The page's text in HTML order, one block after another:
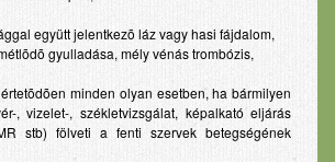
együtt jelentkezõ láz vagy hasi fájdalom,
gyulladása, mély vénás trombózis,
minden olyan esetben, ha bármilyen
, vizelet-, székletvizsgálat, képalkató eljárás
stb) fölveti a fenti szervek betegségének